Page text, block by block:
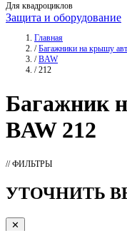
Для квадроциклов
Защита и оборудование
Главная
/ Багажники на крышу
/ BAW
/ 212
Багажник
BAW 212
// ФИЛЬТРЫ
УТОЧНИТЬ
✕